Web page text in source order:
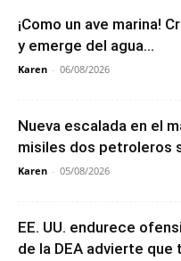
¡Como un ave marina!
y emerge del agua...
Karen - 06/08/2026
Nueva escalada en el
misiles dos petroleros
Karen - 05/08/2026
EE. UU. endurece
de la DEA advierte que